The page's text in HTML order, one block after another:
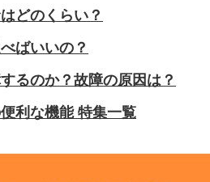
どのくらい？
ばいいの？
るのか？故障の原因は？
利な機能 特集一覧